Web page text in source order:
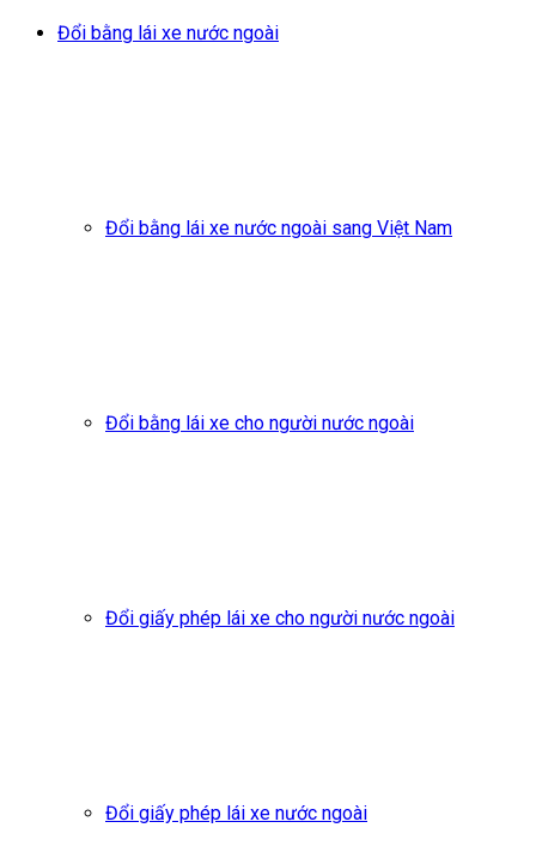
Đổi bằng lái xe nước ngoài
Đổi bằng lái xe nước ngoài sang Việt Nam
Đổi bằng lái xe cho người nước ngoài
Đổi giấy phép lái xe cho người nước ngoài
Đổi giấy phép lái xe nước ngoài